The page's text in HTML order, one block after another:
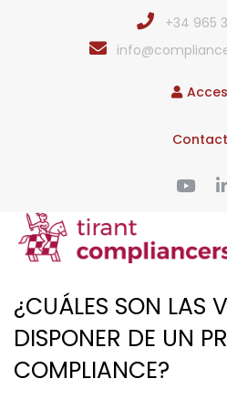
+34 965
¿CUÁLES SON LAS
DISPONER DE UN
COMPLIANCE?